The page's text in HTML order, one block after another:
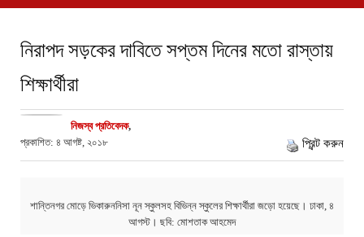
নিরাপদ সড়কের দাবিতে সপ্তম দিনের মতো রাস্তায়
শিক্ষার্থীরা
নিজস্ব প্রতিবেদক,
প্রকাশিত: ৪ আগষ্ট, ২০১৮
প্রিন্ট করুন
শান্তিনগর মোড়ে ভিকারুননিসা নূন স্কুলসহ বিভিন্ন স্কুলের শিক্ষার্থীরা জড়ো হয়েছে। ঢাকা, ৪
আগস্ট। ছবি: মোশতাক আহমেদ